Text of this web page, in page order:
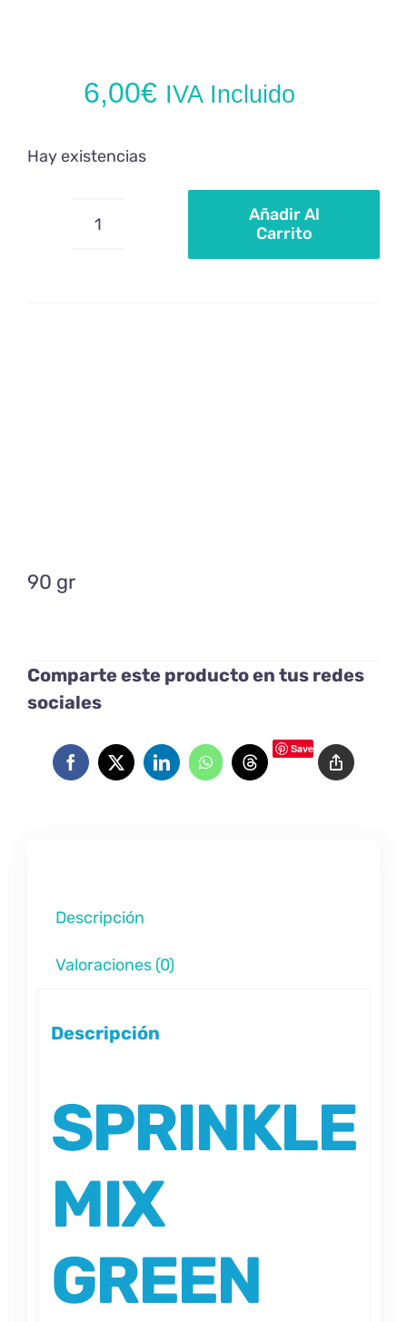
6,00€ IVA Incluido
Hay existencias
Sprinkle
Añadir Al
Carrito
90 gr
Comparte este producto en tus redes
sociales
Save
Descripción
Valoraciones (0)
Descripción
SPRINKLE
MIX
GREEN